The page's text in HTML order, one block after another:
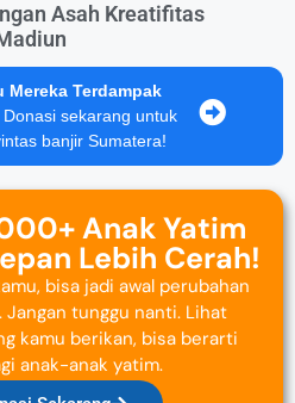
Asah Kreatifitas
Mereka Terdampak
Donasi sekarang untuk
banjir Sumatera!
Anak Yatim
Lebih Cerah!
bisa jadi awal perubahan
tunggu nanti. Lihat
kamu berikan, bisa berarti
anak-anak yatim.